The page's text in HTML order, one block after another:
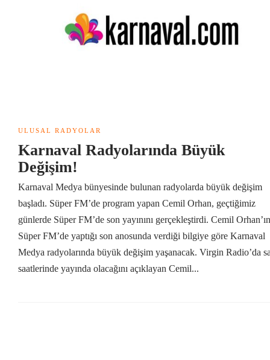
ULUSAL RADYOLAR
Karnaval Radyolarında Büyük
Değişim!
Karnaval Medya bünyesinde bulunan radyolarda büyük değişim
başladı. Süper FM’de program yapan Cemil Orhan, geçtiğimiz
günlerde Süper FM’de son yayınını gerçekleştirdi. Cemil Orhan’ın
Süper FM’de yaptığı son anosunda verdiği bilgiye göre Karnaval
Medya radyolarında büyük değişim yaşanacak. Virgin Radio’da
saatlerinde yayında olacağını açıklayan Cemil...